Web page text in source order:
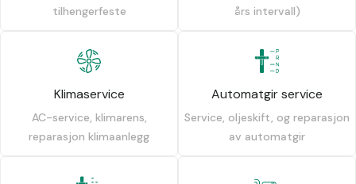
tilhengerfeste
års intervall)
Klimaservice
AC-service, klimarens,
reparasjon klimaanlegg
Automatgir service
Service, oljeskift, og reparasjon
av automatgir